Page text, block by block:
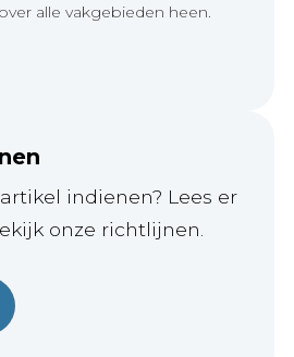
alle vakgebieden heen.
indienen? Lees er
onze richtlijnen.